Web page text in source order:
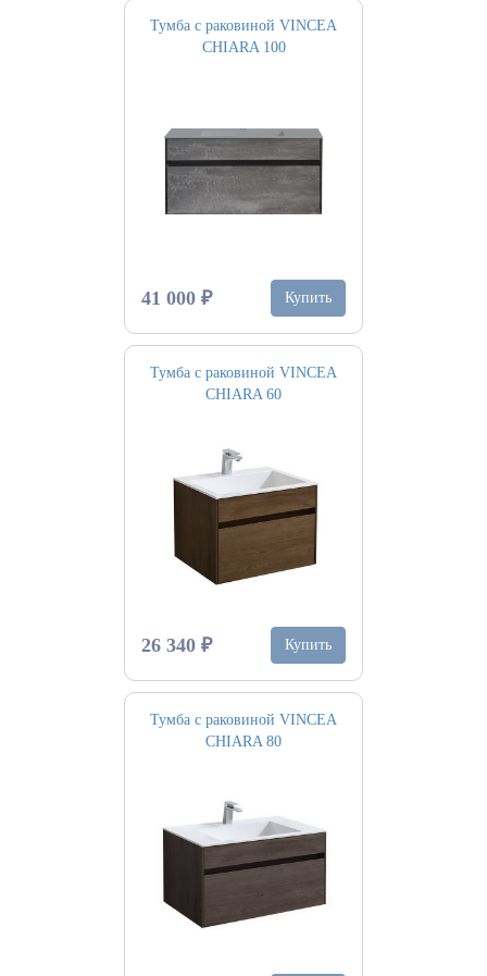
Тумба с раковиной VINCEA
CHIARA 100
41 000 ₽ Купить
Тумба с раковиной VINCEA
CHIARA 60
26 340 ₽ Купить
Тумба с раковиной VINCEA
CHIARA 80